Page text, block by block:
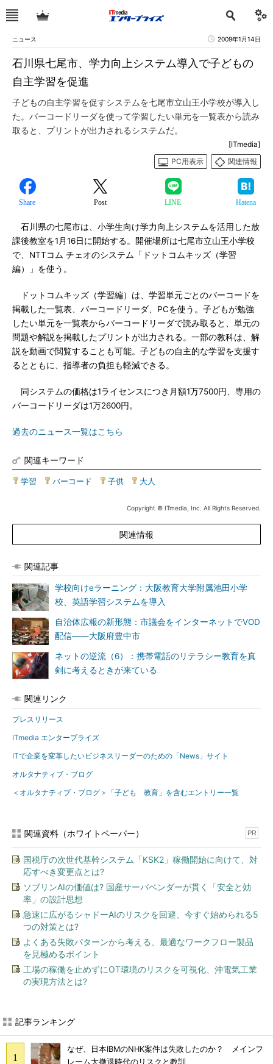
ニュース 2009年1月14日
石川県七尾市、学力向上システム導入で子どもの
自主学習を促進
子どもの自主学習を促すシステムを七尾市立山王小学校が導入し
た。バーコードリーダを使って学習したい単元を一覧表から読み
取ると、プリントが出力されるシステムだ。
[ITmedia]
PC用表示
関連情報
Share Post LINE Hatena
石川県の七尾市は、小学生向け学力向上システムを活用した放
課後教室を1月16日に開始する。開催場所は七尾市立山王小学校
で、NTTコム チェオのシステム「ドットコムキッズ（学習
編）」を使う。
ドットコムキッズ（学習編）は、学習単元ごとのバーコードを
掲載した一覧表、バーコードリーダ、PCを使う。子どもが勉強
したい単元を一覧表からバーコードリーダで読み取ると、単元の
問題や解説を掲載したプリントが出力される。一部の教科は、解
説を動画で閲覧することも可能。子どもの自主的な学習を支援す
るとともに、指導者の負担も軽減できる。
同システムの価格は1ライセンスにつき月額1万7500円、専用の
バーコードリーダは1万2600円。
過去のニュース一覧はこちら
関連キーワード
学習 バーコード 子供 大人
Copyright © ITmedia, Inc. All Rights Reserved.
関連情報
関連記事
学校向けeラーニング：大阪教育大学附属池田小学
校、英語学習システムを導入
自治体広報の新形態：市議会をインターネットでVOD
配信――大阪府豊中市
ネットの逆流（6）：携帯電話のリテラシー教育を真
剣に考えるときが来ている
関連リンク
プレスリリース
ITmedia エンタープライズ
ITで企業を変革したいビジネスリーダーのための「News」サイト
オルタナティブ・ブログ
＜オルタナティブ・ブログ＞「子ども 教育」を含むエントリー一覧
関連資料（ホワイトペーパー） PR
国税庁の次世代基幹システム「KSK2」稼働開始に向けて、対
応すべき変更点とは?
ソブリンAIの価値は? 国産サーバベンダーが貫く「安全と効
率」の設計思想
急速に広がるシャドーAIのリスクを回避、今すぐ始められる5
つの対策とは?
よくある失敗パターンから考える、最適なワークフロー製品
を見極めるポイント
工場の稼働を止めずにOT環境のリスクを可視化、沖電気工業
の実現方法とは?
記事ランキング
なぜ、日本IBMのNHK案件は失敗したのか？ メインフ
レーム大撤退時代のリスクと教訓